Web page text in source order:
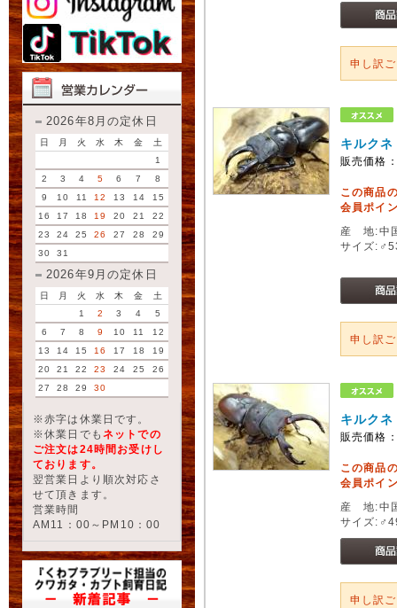
2026年8月の定休日
日 月 火 水 木 金
土
1
2
3 4 5 6 7
8
9
10 11 12 13 14
15
16
17 18 19 20 21
22
23
24 25 26 27 28
29
30
31
2026年9月の定休日
日 月 火 水 木 金
土
1
2 3 4
5
6
7 8 9 10 11
12
13
14 15 16 17 18
19
20
21 22 23 24 25
26
27
28 29 30
※赤字は休業日です。
※休業日でも ネットでの
ご注文は24時間お受けし
ております。
翌営業日より順次対応さ
せて頂きます。
営業時間
AM11：00～PM10：00
申し訳
キルク
販売価格
この商品
会員ポイ
産 地:中
サイズ
申し訳
キルク
販売価格
この商品
会員ポイ
産 地:中
サイズ
申し訳